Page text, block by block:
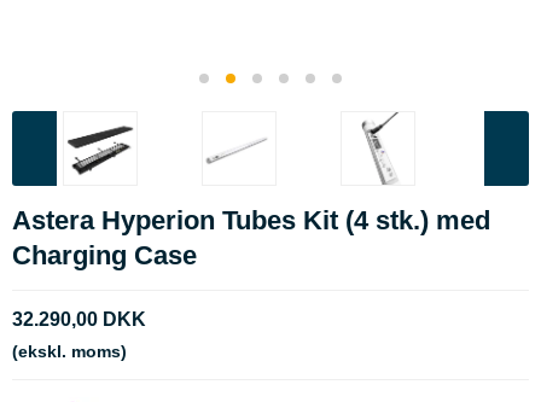
Astera Hyperion Tubes Kit (4 stk.) med
Charging Case
32.290,00 DKK
(ekskl. moms)